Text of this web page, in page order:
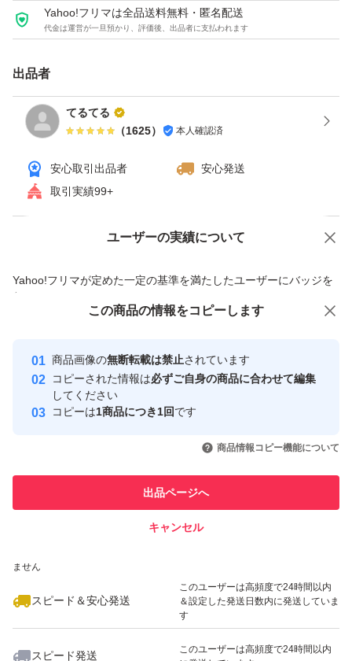
Yahoo!フリマは全品送料無料・匿名配送
代金は運営が一旦預かり、評価後、出品者に支払われます
出品者
てるてる
（1625） 本人確認済
安心取引出品者
安心発送
取引実績99+
ユーザーの実績について
Yahoo!フリマが定めた一定の基準を満たしたユーザーにバッジを
付与しています
安心取引出品者
心・安全なユーザーです
取引実績
引を完了させた実績があります
での取引実績があります
ません
スピード＆安心発送
このユーザーは高頻度で24時間以内
＆設定した発送日数内に発送していま
す
スピード発送
このユーザーは高頻度で24時間以内
価格の相談 商品への質問
この商品の情報をコピーします
商品画像の無断転載は禁止されています
コピーされた情報は必ずご自身の商品に合わせて編集
してください
コピーは1商品につき1回です
商品情報コピー機能について
出品ページへ
キャンセル
この商品をみている人にオススメ